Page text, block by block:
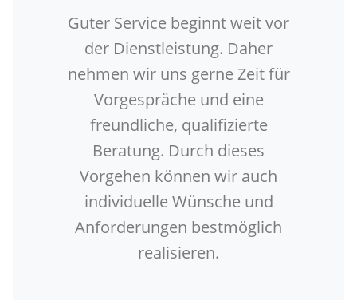
Guter Service beginnt weit vor
der Dienstleistung. Daher
nehmen wir uns gerne Zeit für
Vorgespräche und eine
freundliche, qualifizierte
Beratung. Durch dieses
Vorgehen können wir auch
individuelle Wünsche und
Anforderungen bestmöglich
realisieren.